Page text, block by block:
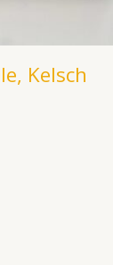
Kelsch